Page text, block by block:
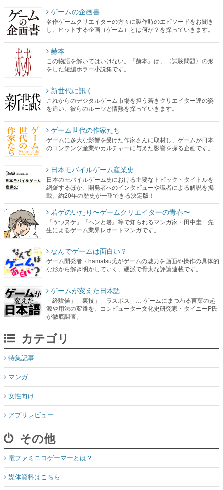
ゲームの企画書
名作ゲームクリエイターの方々に製作時のエピソードをお聞き
し、ヒットする企画（ゲーム）とは何か？を探っていきます。
赫本
この物語を解いてはいけない。『赫本』は、〈試験問題〉の形
をした短編ホラー小説集です。
新世代に訊く
これからのデジタルゲーム市場を担う若きクリエイター達の姿
を追い、彼らのルーツと情熱を探っていきます。
ゲーム世代の作家たち
ゲームに多大な影響を受けた作家さんに取材し、ゲームが日本
のコンテンツ産業やカルチャーに与えた影響を探る企画です。
日本モバイルゲーム産業史
日本のモバイルゲーム史における主要なトピック・タイトルを
網羅するほか、開発者へのインタビューや識者による解説を掲
載。約20年の歴史が一望できる決定版！
若ゲのいたり〜ゲームクリエイターの青春〜
『うつヌケ』『ペンと箸』等で知られるマンガ家・田中圭一先
生によるゲーム業界レポートマンガです。
なんでゲームは面白い？
ゲーム開発者・hamatsu氏がゲームの魅力を画面や操作の具体的
な形から解き明かしていく、硬派で骨太な評論連載です。
ゲームが変えた日本語
「経験値」「裏技」「ラスボス」… ゲームにまつわる言葉の起
源や用法の変遷を、コンピューター文化史研究家・タイニーP氏
が徹底調査。
カテゴリ
特集記事
マンガ
女性向け
アプリレビュー
その他
電ファミニコゲーマーとは？
媒体資料はこちら